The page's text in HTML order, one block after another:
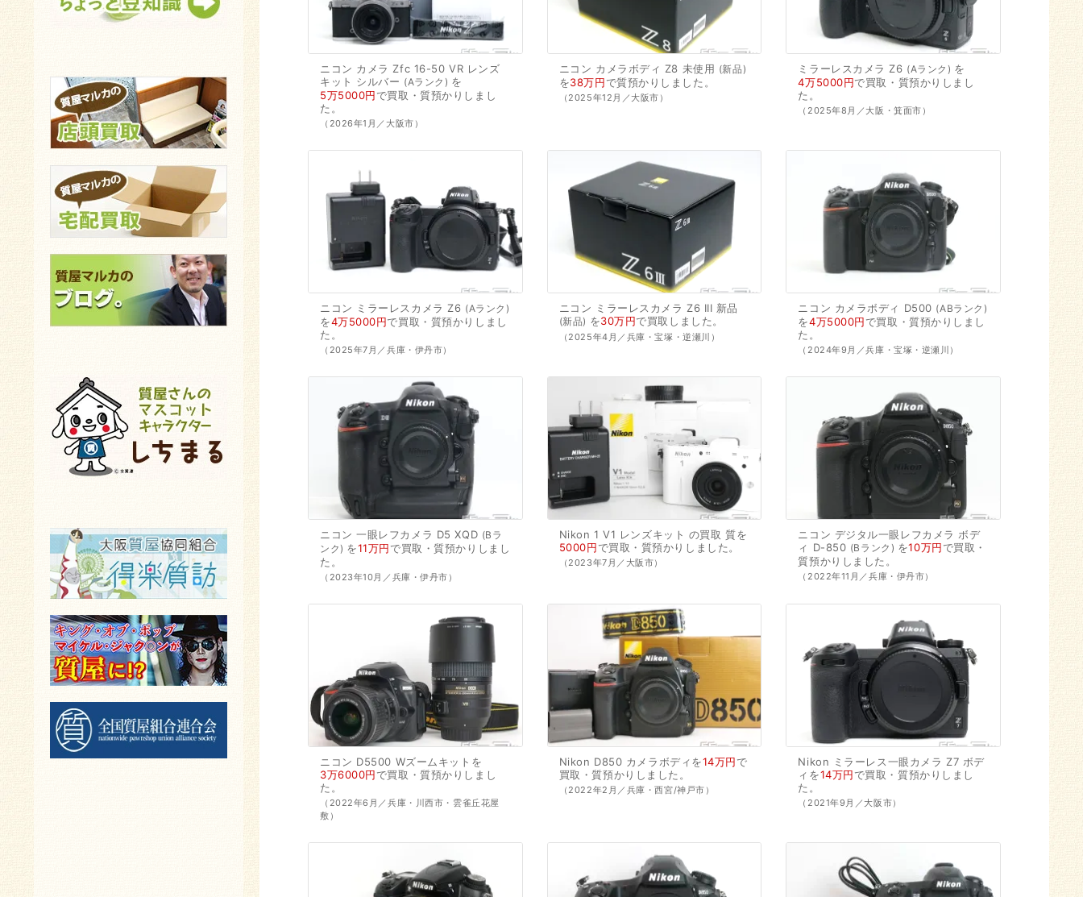
ニコン カメラ Zfc 16-50 VR レンズ
キット シルバー Aランク
を
5万5000円で買取・質預かり しまし
た。
（2026年1月／大阪市）
ニコン カメラボディ Z8 未使用 新品
を38万円で質預かり しました。
（2025年12月／大阪市）
ミラーレスカメラ Z6 Aランク
を
4万5000円で買取・質預かり しまし
た。
（2025年8月／大阪・箕面市）
ニコン ミラーレスカメラ Z6 Aランク
を4万5000円で買取・質預かり しまし
た。
（2025年7月／兵庫・伊丹市）
ニコン ミラーレスカメラ Z6 III 新品
新品 を30万円で買取 しました。
（2025年4月／兵庫・宝塚・逆瀬川）
ニコン カメラボディ D500 ABランク
を4万5000円で買取・質預かり しまし
た。
（2024年9月／兵庫・宝塚・逆瀬川）
ニコン 一眼レフカメラ D5 XQD
Bラ
ンク
を11万円で買取・質預かり しまし
た。
（2023年10月／兵庫・伊丹市）
Nikon 1 V1 レンズキット の買取 質を
5000円で買取・質預かり しました。
（2023年7月／大阪市）
ニコン デジタル一眼レフカメラ ボデ
ィ D-850 Bランク を10万円で買取・
質預かり しました。
（2022年11月／兵庫・伊丹市）
ニコン D5500 Wズームキットを
3万6000円で買取・質預かり しまし
た。
（2022年6月／兵庫・川西市・雲雀丘花屋
敷）
Nikon D850 カメラボディを14万円で
買取・質預かり しました。
（2022年2月／兵庫・西宮/神戸市）
Nikon ミラーレス一眼カメラ Z7 ボデ
ィを14万円で買取・質預かり しまし
た。
（2021年9月／大阪市）